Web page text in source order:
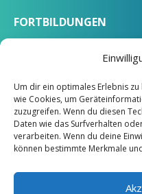
Um dir ein optimales Erlebnis
wie Cookies, um
zuzugreifen. Wenn du diesen
Daten wie das Surfverhalten
verarbeiten. Wenn du deine
können bestimmte Merkmale
FORTBILDUNGEN
ÜBER UNS
LEITBILD
STANDORTE